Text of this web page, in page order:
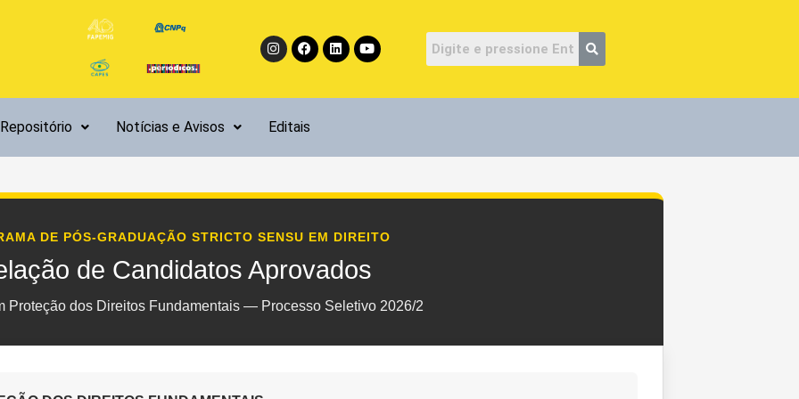
InstagramFacebook
LinkedinYoutube
Repositório Notícias e Avisos Editais
DE PÓS-GRADUAÇÃO STRICTO SENSU EM DIREITO
de Candidatos Aprovados
Proteção dos Direitos Fundamentais — Processo Seletivo 2026/2